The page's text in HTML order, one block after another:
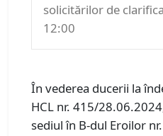
solicitărilor de
12:00
În vederea ducerii la
HCL nr. 415/
sediul în B-dul Eroilor